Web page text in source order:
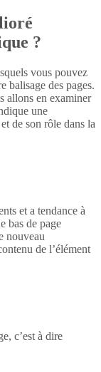
?
vous pouvez
balisage des pages.
allons en examiner
une
de son rôle dans la
et a tendance à
bas de page
nouveau
de l’élément
c’est à dire